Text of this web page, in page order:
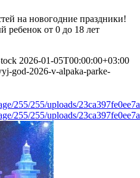
на новогодние праздники!
ребенок от 0 до 18 лет
2026-01-05T00:00:00+03:00
god-2026-v-alpaka-parke-
255/255/uploads/
255/255/uploads/